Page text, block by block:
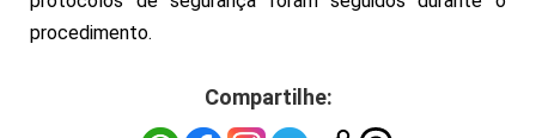
procedimento.
Compartilhe: